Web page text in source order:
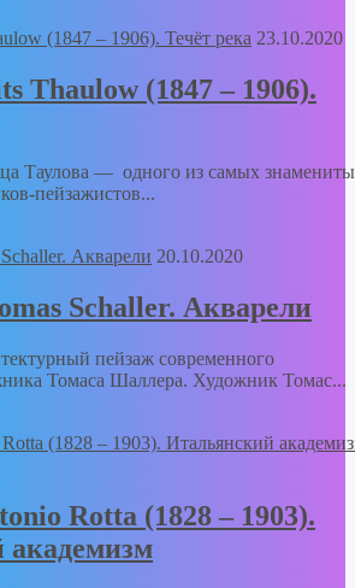
23.10.2020
Thaulow (1847 – 1906).
Таулова — одного из самых
пейзажистов...
20.10.2020
Schaller. Акварели
пейзаж современного
Томаса Шаллера. Художник Томас...
Rotta (1828 – 1903).
академизм